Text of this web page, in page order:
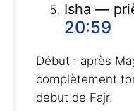
Isha —
20:59
Début : après
complètement
début de Fajr.